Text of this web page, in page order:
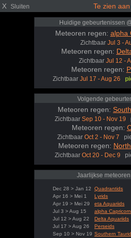
X Sluiten Te zien
Huidige gebeurtenissen
Meteoren regen: alpha
Zichtbaar Jul 3 -
Meteoren regen:
Zichtbaar Jul 12 -
Meteoren regen:
Zichtbaar Jul 17 - Aug 26
Volgende
Meteoren regen:
Zichtbaar Sep 10 - Nov 19
Meteoren regen:
Zichtbaar Oct 2 - Nov 7
Meteoren regen:
Zichtbaar Oct 20 - Dec 9
Jaarlijkse
Dec 28 > Jan 12 Quadrantids
Apr 16 > Mei 1
Lyrids
Apr 19 > Mei 29
eta Aquariids
Jul 3 > Aug 15
alpha
Jul 12 > Aug 22
Delta Aquariids
Jul 17 > Aug 26
Perseids
Sep 10 > Nov 19 Southern